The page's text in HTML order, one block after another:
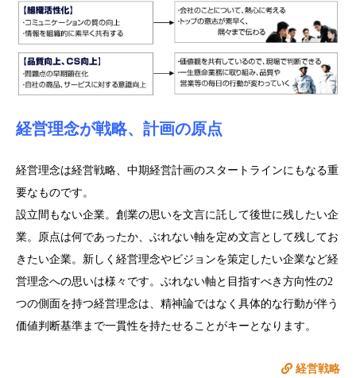
経営理念が戦略、計画の原点
経営理念は経営戦略、中期経営計画のスタートラインにもなる重
要なものです。
設立間もない企業。創業の思いを文言に託して後世に残したい企
業。原点は何であったか、ぶれない軸を定め文言として残してお
きたい企業。新しく経営理念やビジョンを策定したい企業など経
営理念への思いは様々です。ぶれない軸と目指すべき方向性の2
つの側面を持つ経営理念は、精神論ではなく具体的な行動が伴う
価値判断基準まで一貫性を持たせることがキーとなります。
経営戦略